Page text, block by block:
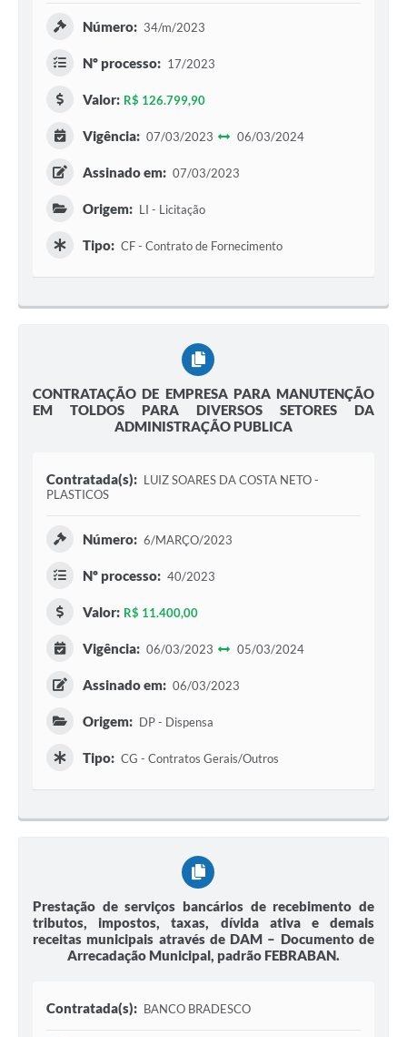
Número: 34/m/2023
Nº processo: 17/2023
Valor: R$ 126.799,90
Vigência: 07/03/2023 06/03/2024
Assinado em: 07/03/2023
Origem: LI - Licitação
Tipo: CF - Contrato de Fornecimento
CONTRATAÇÃO DE EMPRESA PARA MANUTENÇÃO
EM TOLDOS PARA DIVERSOS SETORES DA
ADMINISTRAÇÃO PUBLICA
Contratada(s): LUIZ SOARES DA COSTA NETO -
PLASTICOS
Número: 6/MARÇO/2023
Nº processo: 40/2023
Valor: R$ 11.400,00
Vigência: 06/03/2023 05/03/2024
Assinado em: 06/03/2023
Origem: DP - Dispensa
Tipo: CG - Contratos Gerais/Outros
Prestação de serviços bancários de recebimento de
tributos, impostos, taxas, dívida ativa e demais
receitas municipais através de DAM – Documento de
Arrecadação Municipal, padrão FEBRABAN.
Contratada(s): BANCO BRADESCO